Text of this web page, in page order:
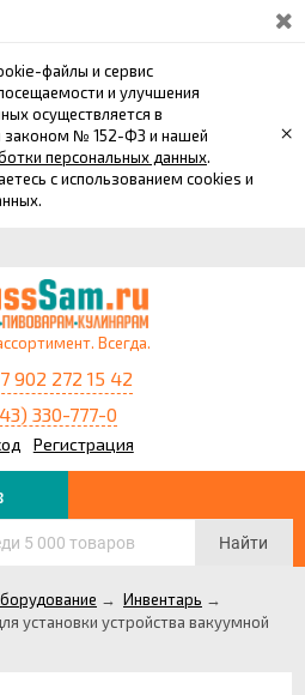
файлы и сервис
и улучшения
осуществляется в
законом № 152-ФЗ и нашей
персональных данных.
с использованием cookies и
×
Всегда.
902 272 15 42
330-777-0
Регистрация
Найти
→ Инвентарь →
установки устройства вакуумной